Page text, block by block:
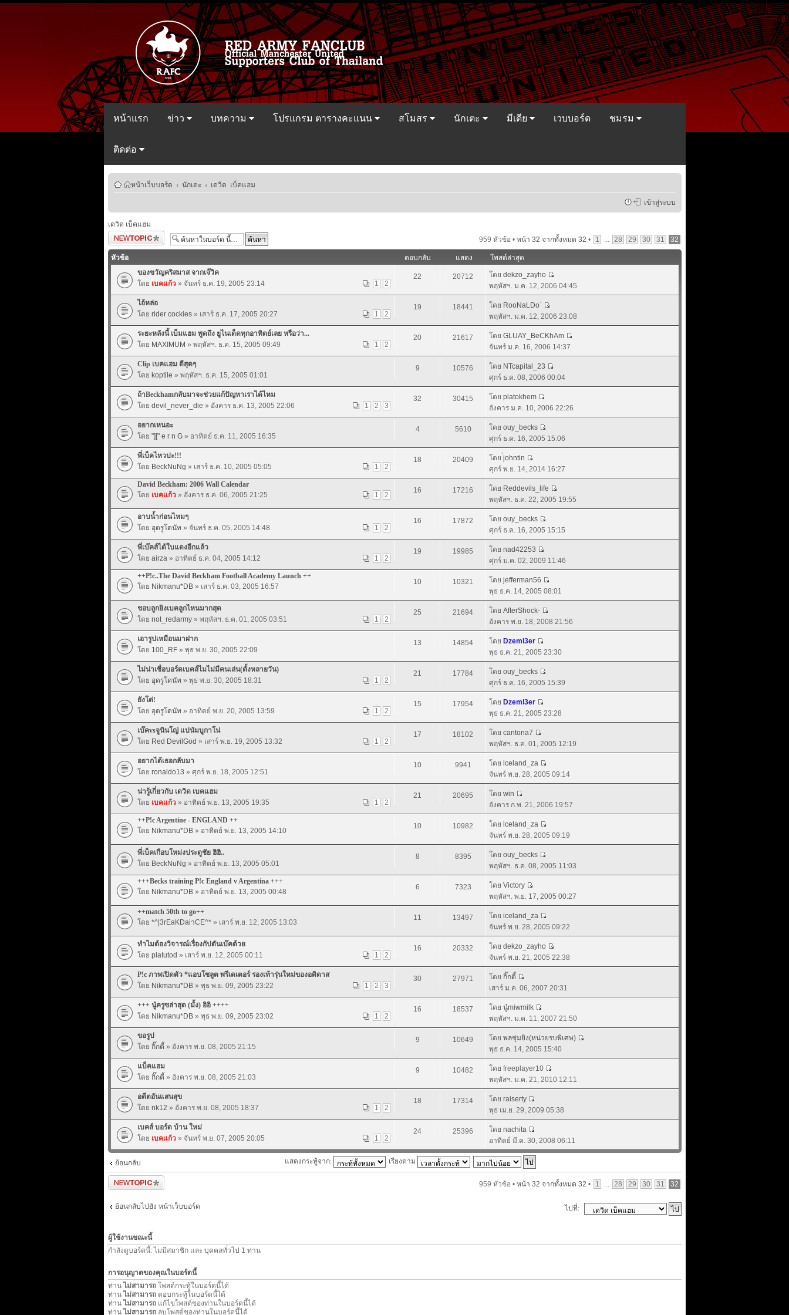
หน้าแรก ข่าว บทความ โปรแกรม ตารางคะแนน สโมสร นักเตะ มีเดีย เวบบอร์ด ชมรม
ติดต่อ
หน้าเว็บบอร์ด ‹ นักเตะ ‹ เดวิด เบ็คแฮม
เข้าสู่ระบบ
เดวิด เบ็คแฮม
ตั้งกระทู้ใหม่
959 หัวข้อ • หน้า 32 จากทั้งหมด 32 • 1 ... 28 29 30 31 32
หัวข้อ ตอบกลับ แสดง
โพสต์ล่าสุด
ของขวัญคริสมาส จากเจ๊วิค
1
2
โดย เบคแก้ว» จันทร์ ธ.ค. 19, 2005 23:14
22 20712 โดย dekzo_zayho
พฤหัสฯ. ม.ค. 12, 2006 04:45
ไอ้หล่อ
1
2
โดย rider cockies» เสาร์ ธ.ค. 17, 2005 20:27
19 18441 โดย RooNaLDo`
พฤหัสฯ. ม.ค. 12, 2006 23:08
ระยะหลังนี้ เบ็มแฮม พูดถึง ยูไนเต็ดทุกอาทิตย์เลย หรือว่า...
1
2
โดย MAXIMUM » พฤหัสฯ. ธ.ค. 15, 2005 09:49
20 21617 โดย GLUAY_BeCKhAm
จันทร์ ม.ค. 16, 2006 14:37
Clip เบคแฮม ดีสุดๆ
โดย koptile » พฤหัสฯ. ธ.ค. 15, 2005 01:01
9 10576 โดย NTcapital_23
ศุกร์ ธ.ค. 08, 2006 00:04
ถ้าBeckhamกลับมาจะช่วยแก้ปัญหาเราได้ไหม
1
2 3
โดย devil_never_die » อังคาร ธ.ค. 13, 2005 22:06
32 30415 โดย platokhem
อังคาร ม.ค. 10, 2006 22:26
อยากเหนอะ
โดย "][" e r n G» อาทิตย์ ธ.ค. 11, 2005 16:35
4 5610 โดย ouy_becks
ศุกร์ ธ.ค. 16, 2005 15:06
พี่เบ็คไหวปะ!!!
1
2
โดย BeckNuNg » เสาร์ ธ.ค. 10, 2005 05:05
18 20409 โดย ่johntin
ศุกร์ พ.ย. 14, 2014 16:27
David Beckham: 2006 Wall Calendar
1
2
โดย เบคแก้ว» อังคาร ธ.ค. 06, 2005 21:25
16 17216 โดย Reddevils_life
พฤหัสฯ. ธ.ค. 22, 2005 19:55
อาบน้ำก่อนไหมๆ
1
2
โดย อุดรูโดนัท » จันทร์ ธ.ค. 05, 2005 14:48
16 17872 โดย ouy_becks
ศุกร์ ธ.ค. 16, 2005 15:15
พี่เบ๊คส์ได้ใบแดงอีกแล้ว
1
2
โดย airza» อาทิตย์ ธ.ค. 04, 2005 14:12
19 19985 โดย nad42253
ศุกร์ ม.ค. 02, 2009 11:46
++P!c..The David Beckham Football Academy Launch ++
โดย Nikmanu*DB» เสาร์ ธ.ค. 03, 2005 16:57
10 10321 โดย jefferman56
พุธ ธ.ค. 14, 2005 08:01
ชอบลูกยิงเบคลูกไหนมากสุด
1
2
โดย not_redarmy» พฤหัสฯ. ธ.ค. 01, 2005 03:51
25 21694 โดย AfterShock-
อังคาร พ.ย. 18, 2008 21:56
เอารูปเหมือนมาฝาก
โดย 100_RF» พุธ พ.ย. 30, 2005 22:09
13 14854 โดย Dzeml3er
พุธ ธ.ค. 21, 2005 23:30
ไม่น่าเชื่อบอร์ดเบคส์ไมไม่มีคนเล่น(ตั้งหลายวัน)
1
2
โดย อุดรูโดนัท » พุธ พ.ย. 30, 2005 18:31
21 17784 โดย ouy_becks
ศุกร์ ธ.ค. 16, 2005 15:39
ยังโด่!
1
2
โดย อุดรูโดนัท » อาทิตย์ พ.ย. 20, 2005 13:59
15 17954 โดย Dzeml3er
พุธ ธ.ค. 21, 2005 23:28
เบ๊คvsจูนินโญ่ แปนัมบูกาโน่
1
2
โดย Red DevilGod » เสาร์ พ.ย. 19, 2005 13:32
17 18102 โดย cantona7
พฤหัสฯ. ธ.ค. 01, 2005 12:19
อยากได้เธอกลับมา
โดย ronaldo13 » ศุกร์ พ.ย. 18, 2005 12:51
10 9941 โดย iceland_za
จันทร์ พ.ย. 28, 2005 09:14
น่ารู้เกี่ยวกับ เดวิด เบคแฮม
1
2
โดย เบคแก้ว» อาทิตย์ พ.ย. 13, 2005 19:35
21 20695 โดย win
อังคาร ก.พ. 21, 2006 19:57
++P!c Argentine - ENGLAND ++
โดย Nikmanu*DB» อาทิตย์ พ.ย. 13, 2005 14:10
10 10982 โดย iceland_za
จันทร์ พ.ย. 28, 2005 09:19
พี่เบ็คเกือบโหม่งประตูชัย ฮิฮิ..
โดย BeckNuNg » อาทิตย์ พ.ย. 13, 2005 05:01
8 8395 โดย ouy_becks
พฤหัสฯ. ธ.ค. 08, 2005 11:03
+++Becks training P!c England v Argentina +++
โดย Nikmanu*DB» อาทิตย์ พ.ย. 13, 2005 00:48
6 7323 โดย Victory
พฤหัสฯ. พ.ย. 17, 2005 00:27
++match 50th to go++
โดย *^|3rEaKDaiาCE^*» เสาร์ พ.ย. 12, 2005 13:03
11 13497 โดย iceland_za
จันทร์ พ.ย. 28, 2005 09:22
ทำไมต้องวิจารณ์เรื่องกัปตันเบ๊คด้วย
1
2
โดย platutod » เสาร์ พ.ย. 12, 2005 00:11
16 20332 โดย dekzo_zayho
จันทร์ พ.ย. 21, 2005 22:38
P!c ภาพเปิดตัว *แอบโซลูต พรีเดเตอร์ รองเท้ารุ่นใหม่ของอดิดาส
1
2 3
โดย Nikmanu*DB» พุธ พ.ย. 09, 2005 23:22
30 27971 โดย กิ๊กตี้
เสาร์ ม.ค. 06, 2007 20:31
+++ นู๋ครูซล่าสุด (มั้ง) อิอิ ++++
1
2
โดย Nikmanu*DB» พุธ พ.ย. 09, 2005 23:02
16 18537 โดย นู๋miwmilk
พฤหัสฯ. ม.ค. 11, 2007 21:50
ขอรูป
โดย กิ๊กตี้ » อังคาร พ.ย. 08, 2005 21:15
9 10649 โดย พลซุ่มยิง(หน่วยรบพิเศษ)
พุธ ธ.ค. 14, 2005 15:40
แบ็คแฮม
โดย กิ๊กตี้ » อังคาร พ.ย. 08, 2005 21:03
9 10482
โดย freeplayer10
พฤหัสฯ. ม.ค. 21, 2010 12:11
อดีตอันแสนสุข
1
2
โดย nk12 » อังคาร พ.ย. 08, 2005 18:37
18 17314 โดย raiserty
พุธ เม.ย. 29, 2009 05:38
เบคส์ บอร์ด บ้าน ใหม่
1
2
โดย เบคแก้ว» จันทร์ พ.ย. 07, 2005 20:05
24 25396 โดย nachita
อาทิตย์ มี.ค. 30, 2008 06:11
ย้อนกลับ แสดงกระทู้จาก: เรียงตาม
ตั้งกระทู้ใหม่ 959 หัวข้อ • หน้า 32 จากทั้งหมด 32 • 1 ... 28 29 30 31 32
ย้อนกลับไปยัง หน้าเว็บบอร์ด ไปที่:
ผู้ใช้งานขณะนี้
่กำลังดูบอร์ดนี้: ไม่มีสมาชิก และ บุคคลทั่วไป 1 ท่าน
การอนุญาตของคุณในบอร์ดนี้
ท่าน ไม่สามารถโพสต์กระทู้ในบอร์ดนี้ได้
ท่าน ไม่สามารถตอบกระทู้ในบอร์ดนี้ได้
ท่าน ไม่สามารถแก้ไขโพสต์ของท่านในบอร์ดนี้ได้
ท่าน ไม่สามารถลบโพสต์ของท่านในบอร์ดนี้ได้